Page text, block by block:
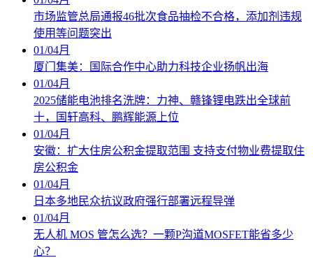
市场监管总局通报46批次食品抽检不合格，添加剂违规
使用等问题突出
01/04月
厦门集美：国际合作中心助力科技企业扬帆出海
01/04月
2025储能电池排名洗牌：力神、赣锋锂电跌出全球前
十，国轩高科、鹏辉能源上位
01/04月
安徽：扩大住房公积金提取范围 支持支付物业费提取住
房公积金
01/04月
日本多地民众抗议政府强行部署远程导弹
01/04月
无人机 MOS 管怎么选？一颗P沟道MOSFET能省多少
心？